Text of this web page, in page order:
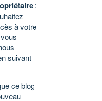
:
à votre
suivant
ce blog